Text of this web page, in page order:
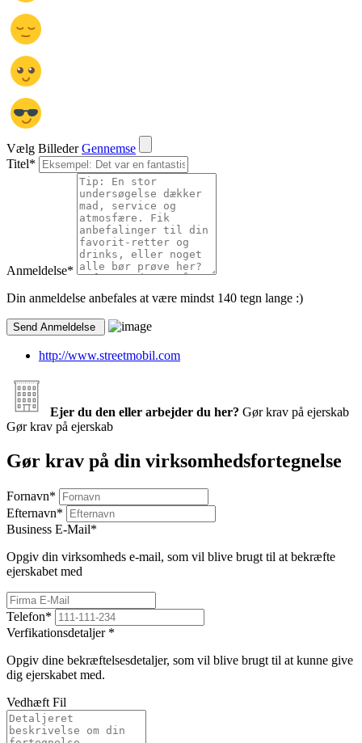
Vælg Billeder Gennemse
Titel*
Anmeldelse*
Din anmeldelse anbefales at være mindst 140 tegn lange :)
http://www.streetmobil.com
Ejer du den eller arbejder du her? Gør krav på ejerskab
Gør krav på ejerskab
Gør krav på din virksomhedsfortegnelse
Fornavn*
Efternavn*
Business E-Mail*
Opgiv din virksomheds e-mail, som vil blive brugt til at bekræfte
ejerskabet med
Telefon*
Verfikationsdetaljer *
Opgiv dine bekræftelsesdetaljer, som vil blive brugt til at kunne give
dig ejerskabet med.
Vedhæft Fil